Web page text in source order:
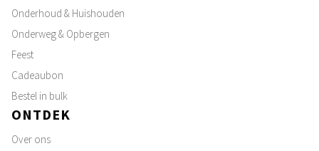
Onderhoud & Huishouden
Onderweg & Opbergen
Feest
Cadeaubon
Bestel in bulk
ONTDEK
Over ons